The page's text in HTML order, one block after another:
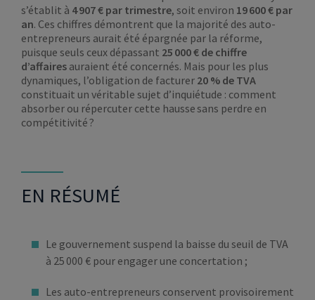
s’établit à 4 907 € par trimestre, soit environ 19 600 € par
an. Ces chiffres démontrent que la majorité des auto-
entrepreneurs aurait été épargnée par la réforme,
puisque seuls ceux dépassant 25 000 € de chiffre
d’affaires auraient été concernés. Mais pour les plus
dynamiques, l’obligation de facturer 20 % de TVA
constituait un véritable sujet d’inquiétude : comment
absorber ou répercuter cette hausse sans perdre en
compétitivité ?
EN RÉSUMÉ
Le gouvernement suspend la baisse du seuil de TVA
à 25 000 € pour engager une concertation ;
Les auto-entrepreneurs conservent provisoirement